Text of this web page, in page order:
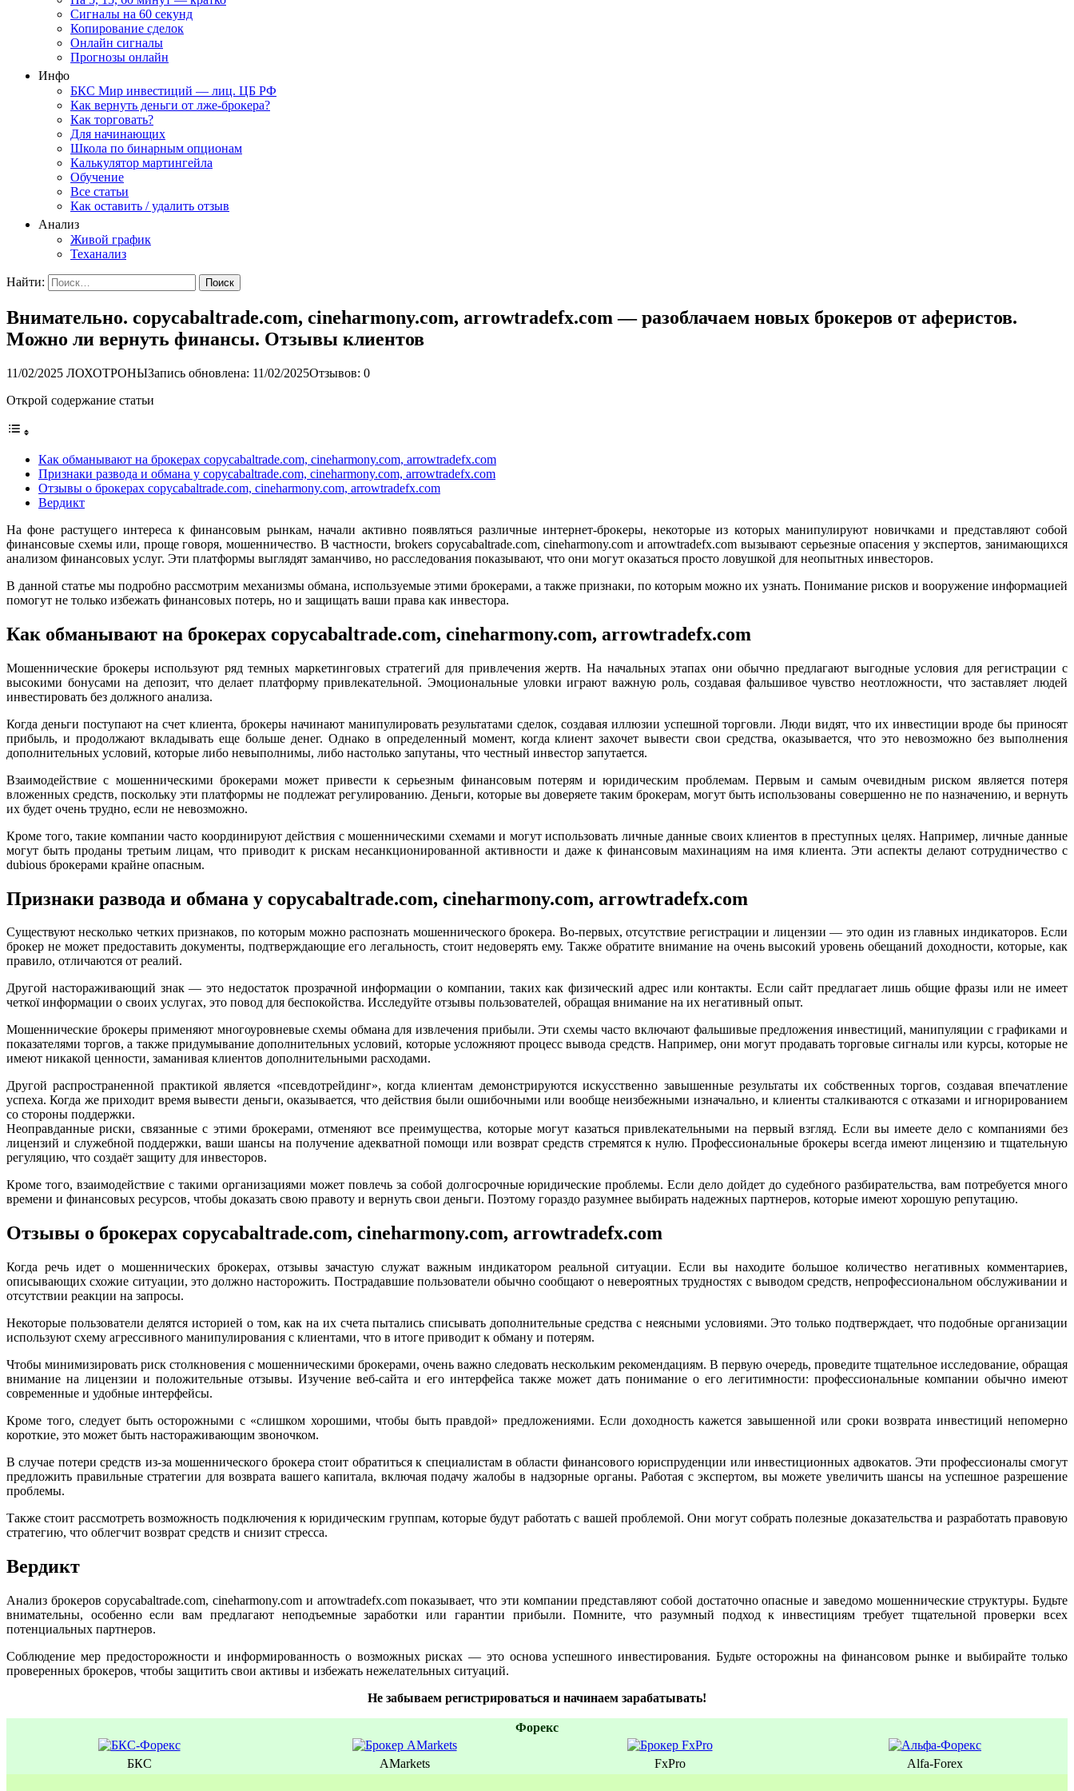
Сигналы на 60 секунд
Копирование сделок
Онлайн сигналы
Прогнозы онлайн
Инфо
БКС Мир инвестиций — лиц. ЦБ РФ
Как вернуть деньги от лже-брокера?
Как торговать?
Для начинающих
Школа по бинарным опционам
Калькулятор мартингейла
Обучение
Все статьи
Как оставить / удалить отзыв
Анализ
Живой график
Теханализ
Найти:
Внимательно. copycabaltrade.com, cineharmony.com, arrowtradefx.com — разоблачаем новых брокеров от аферистов.
Можно ли вернуть финансы. Отзывы клиентов
11/02/2025 ЛОХОТРОНЫЗапись обновлена: 11/02/2025Отзывов: 0
Открой содержание статьи
Как обманывают на брокерах copycabaltrade.com, cineharmony.com, arrowtradefx.com
Признаки развода и обмана у copycabaltrade.com, cineharmony.com, arrowtradefx.com
Отзывы о брокерах copycabaltrade.com, cineharmony.com, arrowtradefx.com
Вердикт
На фоне растущего интереса к финансовым рынкам, начали активно появляться различные интернет-брокеры, некоторые из которых манипулируют новичками и представляют собой
финансовые схемы или, проще говоря, мошенничество. В частности, brokers copycabaltrade.com, cineharmony.com и arrowtradefx.com вызывают серьезные опасения у экспертов, занимающихся
анализом финансовых услуг. Эти платформы выглядят заманчиво, но расследования показывают, что они могут оказаться просто ловушкой для неопытных инвесторов.
В данной статье мы подробно рассмотрим механизмы обмана, используемые этими брокерами, а также признаки, по которым можно их узнать. Понимание рисков и вооружение информацией
помогут не только избежать финансовых потерь, но и защищать ваши права как инвестора.
Как обманывают на брокерах copycabaltrade.com, cineharmony.com, arrowtradefx.com
Мошеннические брокеры используют ряд темных маркетинговых стратегий для привлечения жертв. На начальных этапах они обычно предлагают выгодные условия для регистрации с
высокими бонусами на депозит, что делает платформу привлекательной. Эмоциональные уловки играют важную роль, создавая фальшивое чувство неотложности, что заставляет людей
инвестировать без должного анализа.
Когда деньги поступают на счет клиента, брокеры начинают манипулировать результатами сделок, создавая иллюзии успешной торговли. Люди видят, что их инвестиции вроде бы приносят
прибыль, и продолжают вкладывать еще больше денег. Однако в определенный момент, когда клиент захочет вывести свои средства, оказывается, что это невозможно без выполнения
дополнительных условий, которые либо невыполнимы, либо настолько запутаны, что честный инвестор запутается.
Взаимодействие с мошенническими брокерами может привести к серьезным финансовым потерям и юридическим проблемам. Первым и самым очевидным риском является потеря
вложенных средств, поскольку эти платформы не подлежат регулированию. Деньги, которые вы доверяете таким брокерам, могут быть использованы совершенно не по назначению, и вернуть
их будет очень трудно, если не невозможно.
Кроме того, такие компании часто координируют действия с мошенническими схемами и могут использовать личные данные своих клиентов в преступных целях. Например, личные данные
могут быть проданы третьим лицам, что приводит к рискам несанкционированной активности и даже к финансовым махинациям на имя клиента. Эти аспекты делают сотрудничество с
dubious брокерами крайне опасным.
Признаки развода и обмана у copycabaltrade.com, cineharmony.com, arrowtradefx.com
Существуют несколько четких признаков, по которым можно распознать мошеннического брокера. Во-первых, отсутствие регистрации и лицензии — это один из главных индикаторов. Если
брокер не может предоставить документы, подтверждающие его легальность, стоит недоверять ему. Также обратите внимание на очень высокий уровень обещаний доходности, которые, как
правило, отличаются от реалий.
Другой настораживающий знак — это недостаток прозрачной информации о компании, таких как физический адрес или контакты. Если сайт предлагает лишь общие фразы или не имеет
четкої информации о своих услугах, это повод для беспокойства. Исследуйте отзывы пользователей, обращая внимание на их негативный опыт.
Мошеннические брокеры применяют многоуровневые схемы обмана для извлечения прибыли. Эти схемы часто включают фальшивые предложения инвестиций, манипуляции с графиками и
показателями торгов, а также придумывание дополнительных условий, которые усложняют процесс вывода средств. Например, они могут продавать торговые сигналы или курсы, которые не
имеют никакой ценности, заманивая клиентов дополнительными расходами.
Другой распространенной практикой является «псевдотрейдинг», когда клиентам демонстрируются искусственно завышенные результаты их собственных торгов, создавая впечатление
успеха. Когда же приходит время вывести деньги, оказывается, что действия были ошибочными или вообще неизбежными изначально, и клиенты сталкиваются с отказами и игнорированием
со стороны поддержки.
Неоправданные риски, связанные с этими брокерами, отменяют все преимущества, которые могут казаться привлекательными на первый взгляд. Если вы имеете дело с компаниями без
лицензий и служебной поддержки, ваши шансы на получение адекватной помощи или возврат средств стремятся к нулю. Профессиональные брокеры всегда имеют лицензию и тщательную
регуляцию, что создаёт защиту для инвесторов.
Кроме того, взаимодействие с такими организациями может повлечь за собой долгосрочные юридические проблемы. Если дело дойдет до судебного разбирательства, вам потребуется много
времени и финансовых ресурсов, чтобы доказать свою правоту и вернуть свои деньги. Поэтому гораздо разумнее выбирать надежных партнеров, которые имеют хорошую репутацию.
Отзывы о брокерах copycabaltrade.com, cineharmony.com, arrowtradefx.com
Когда речь идет о мошеннических брокерах, отзывы зачастую служат важным индикатором реальной ситуации. Если вы находите большое количество негативных комментариев,
описывающих схожие ситуации, это должно насторожить. Пострадавшие пользователи обычно сообщают о невероятных трудностях с выводом средств, непрофессиональном обслуживании и
отсутствии реакции на запросы.
Некоторые пользователи делятся историей о том, как на их счета пытались списывать дополнительные средства с неясными условиями. Это только подтверждает, что подобные организации
используют схему агрессивного манипулирования с клиентами, что в итоге приводит к обману и потерям.
Чтобы минимизировать риск столкновения с мошенническими брокерами, очень важно следовать нескольким рекомендациям. В первую очередь, проведите тщательное исследование, обращая
внимание на лицензии и положительные отзывы. Изучение веб-сайта и его интерфейса также может дать понимание о его легитимности: профессиональные компании обычно имеют
современные и удобные интерфейсы.
Кроме того, следует быть осторожными с «слишком хорошими, чтобы быть правдой» предложениями. Если доходность кажется завышенной или сроки возврата инвестиций непомерно
короткие, это может быть настораживающим звоночком.
В случае потери средств из-за мошеннического брокера стоит обратиться к специалистам в области финансового юриспруденции или инвестиционных адвокатов. Эти профессионалы смогут
предложить правильные стратегии для возврата вашего капитала, включая подачу жалобы в надзорные органы. Работая с экспертом, вы можете увеличить шансы на успешное разрешение
проблемы.
Также стоит рассмотреть возможность подключения к юридическим группам, которые будут работать с вашей проблемой. Они могут собрать полезные доказательства и разработать правовую
стратегию, что облегчит возврат средств и снизит стресса.
Вердикт
Анализ брокеров copycabaltrade.com, cineharmony.com и arrowtradefx.com показывает, что эти компании представляют собой достаточно опасные и заведомо мошеннические структуры. Будьте
внимательны, особенно если вам предлагают неподъемные заработки или гарантии прибыли. Помните, что разумный подход к инвестициям требует тщательной проверки всех
потенциальных партнеров.
Соблюдение мер предосторожности и информированность о возможных рисках — это основа успешного инвестирования. Будьте осторожны на финансовом рынке и выбирайте только
проверенных брокеров, чтобы защитить свои активы и избежать нежелательных ситуаций.
Не забываем регистрироваться и начинаем зарабатывать!
Форекс
БКС AMarkets FxPro Alfa-Forex